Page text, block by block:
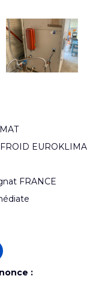
FRANCE
: